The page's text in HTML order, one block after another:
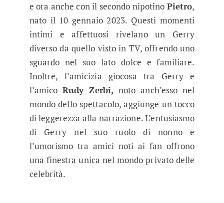
e ora anche con il secondo nipotino Pietro,
nato il 10 gennaio 2023. Questi momenti
intimi e affettuosi rivelano un Gerry
diverso da quello visto in TV, offrendo uno
sguardo nel suo lato dolce e familiare.
Inoltre, l’amicizia giocosa tra Gerry e
l’amicoRudy Zerbi, noto anch’esso nel
mondo dello spettacolo, aggiunge un tocco
di leggerezza alla narrazione. L’entusiasmo
di Gerry nel suo ruolo di nonno e
l’umorismo tra amici noti ai fan offrono
una finestra unica nel mondo privato delle
celebrità.